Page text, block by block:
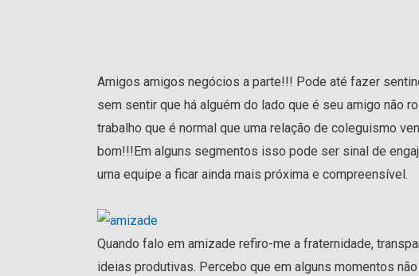
Amigos amigos negócios a parte!!! Pode até fazer
sem sentir que há alguém do lado que é seu amigo não
trabalho que é normal que uma relação de coleguismo
bom!!!Em alguns segmentos isso pode ser sinal de
uma equipe a ficar ainda mais próxima e compreensível.
Quando falo em amizade refiro-me a fraternidade,
ideias produtivas. Percebo que em alguns momentos